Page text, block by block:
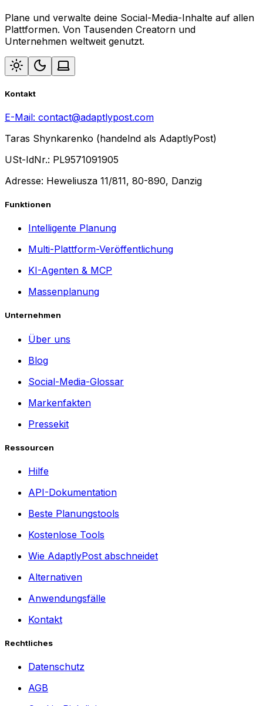
Plane und verwalte deine Social-Media-Inhalte auf allen
Plattformen. Von Tausenden Creatorn und
Unternehmen weltweit genutzt.
Kontakt
E-Mail: contact@adaptlypost.com
Taras Shynkarenko (handelnd als AdaptlyPost)
USt-IdNr.: PL9571091905
Adresse: Heweliusza 11/811, 80-890, Danzig
Funktionen
Intelligente Planung
Multi-Plattform-Veröffentlichung
KI-Agenten & MCP
Massenplanung
Unternehmen
Über uns
Blog
Social-Media-Glossar
Markenfakten
Pressekit
Ressourcen
Hilfe
API-Dokumentation
Beste Planungstools
Kostenlose Tools
Wie AdaptlyPost abschneidet
Alternativen
Anwendungsfälle
Kontakt
Rechtliches
Datenschutz
AGB